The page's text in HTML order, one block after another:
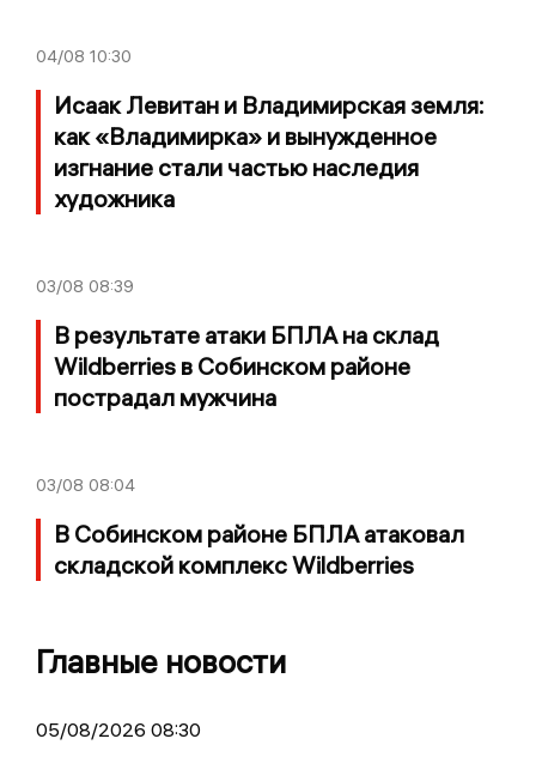
04/08 10:30
Исаак Левитан и Владимирская земля:
как «Владимирка» и вынужденное
изгнание стали частью наследия
художника
03/08 08:39
В результате атаки БПЛА на склад
Wildberries в Собинском районе
пострадал мужчина
03/08 08:04
В Собинском районе БПЛА атаковал
складской комплекс Wildberries
Главные новости
05/08/2026 08:30